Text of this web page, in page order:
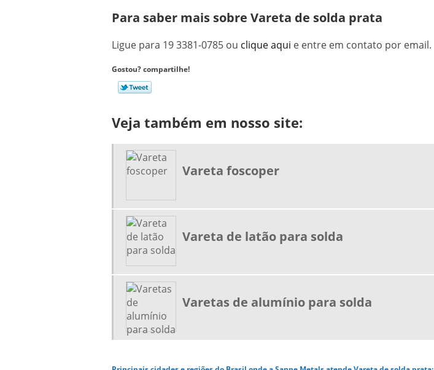
Para saber mais sobre Vareta de solda prata
Ligue para 19 3381-0785 ou clique aqui e entre em contato por email.
Gostou? compartilhe!
Veja também em nosso site:
Vareta foscoper
Vareta de latão para solda
Varetas de alumínio para solda